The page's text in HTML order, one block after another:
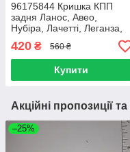
96175844 Кришка КПП
задня Ланос, Авео,
Нубіра, Лачетті, Леганза,
Еванда, Такума (що в GM)
оригінал
420 ₴ 560 ₴
Купити
Акційні пропозиції
–25%